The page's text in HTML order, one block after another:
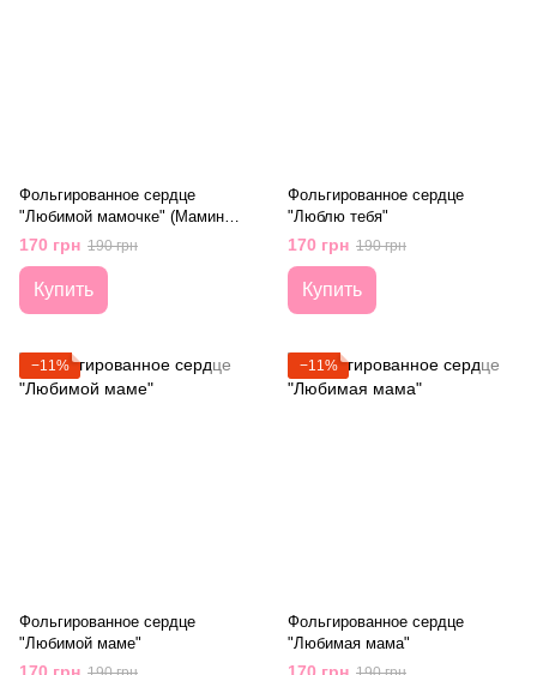
Фольгированное сердце
"Любимой мамочке" (Мамины
цветы)
170 грн 190 грн
Купить
Фольгированное сердце
"Люблю тебя"
170 грн 190 грн
Купить
−11%
Фольгированное сердце
"Любимой маме"
−11%
Фольгированное сердце
"Любимая мама"